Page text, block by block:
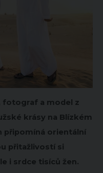
fotograf a model z
krásy na Blízkém
připomíná orientální
přitažlivostí si
i srdce tisíců žen.